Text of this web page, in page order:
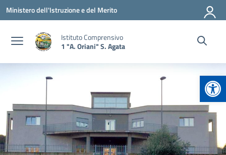
Vai ai contenuti
Vai al menu di navigazione
Vai al footer
Ministero dell'Istruzione e del Merito
Istituto Comprensivo
1 "A. Oriani" S. Agata